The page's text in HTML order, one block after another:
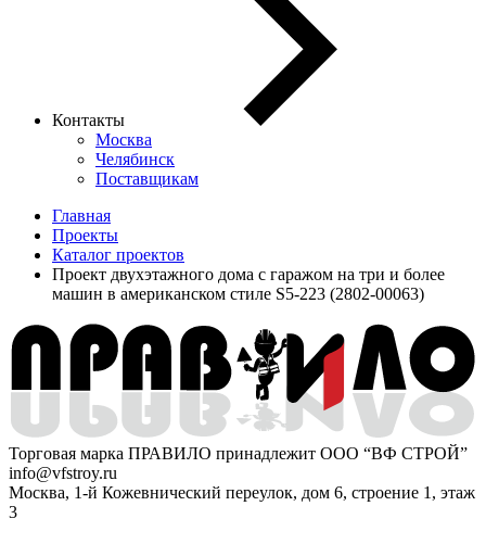
Контакты
Москва
Челябинск
Поставщикам
Главная
Проекты
Каталог проектов
Проект двухэтажного дома с гаражом на три и более
машин в американском стиле S5-223 (2802-00063)
Торговая марка ПРАВИЛО принадлежит ООО “ВФ СТРОЙ”
info@vfstroy.ru
Москва, 1-й Кожевнический переулок, дом 6, строение 1, этаж
3